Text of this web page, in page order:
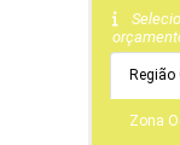
Região
Zona